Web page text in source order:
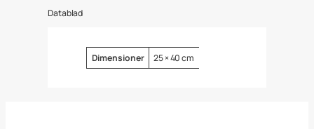
F
Datablad
Attribut Värde
Dimensioner 25 × 40 cm